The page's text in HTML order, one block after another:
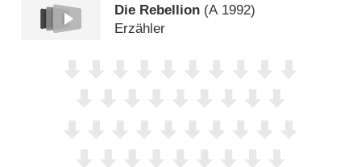
Die Rebellion (A 1992)
Erzähler